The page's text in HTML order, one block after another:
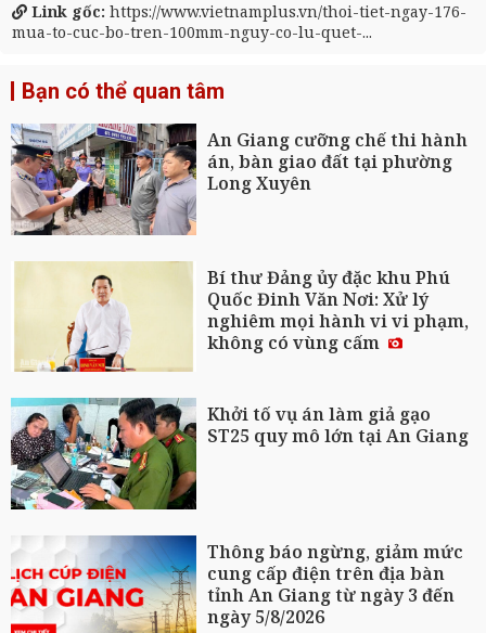
Link gốc: https://www.vietnamplus.vn/thoi-tiet-ngay-176-
mua-to-cuc-bo-tren-100mm-nguy-co-lu-quet-...
Bạn có thể quan tâm
An Giang cưỡng chế thi hành
án, bàn giao đất tại phường
Long Xuyên
Bí thư Đảng ủy đặc khu Phú
Quốc Đinh Văn Nơi: Xử lý
nghiêm mọi hành vi vi phạm,
không có vùng cấm
Khởi tố vụ án làm giả gạo
ST25 quy mô lớn tại An Giang
Thông báo ngừng, giảm mức
cung cấp điện trên địa bàn
tỉnh An Giang từ ngày 3 đến
ngày 5/8/2026